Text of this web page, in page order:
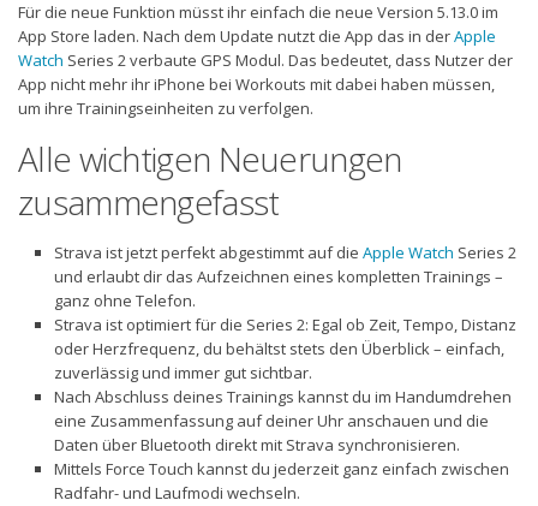
Flatrate-Datentarife
Für die neue Funktion müsst ihr einfach die neue Version 5.13.0 im
App Store laden. Nach dem Update nutzt die App das in derApple
Watch Series 2 verbaute GPS Modul. Das bedeutet, dass Nutzer der
App nicht mehr ihr iPhone bei Workouts mit dabei haben müssen,
um ihre Trainingseinheiten zu verfolgen.
Alle wichtigen Neuerungen
zusammengefasst
Strava ist jetzt perfekt abgestimmt auf die Apple Watch Series 2
und erlaubt dir das Aufzeichnen eines kompletten Trainings –
ganz ohne Telefon.
Strava ist optimiert für die Series 2: Egal ob Zeit, Tempo, Distanz
oder Herzfrequenz, du behältst stets den Überblick – einfach,
zuverlässig und immer gut sichtbar.
Nach Abschluss deines Trainings kannst du im Handumdrehen
eine Zusammenfassung auf deiner Uhr anschauen und die
Daten über Bluetooth direkt mit Strava synchronisieren.
Mittels Force Touch kannst du jederzeit ganz einfach zwischen
Radfahr- und Laufmodi wechseln.